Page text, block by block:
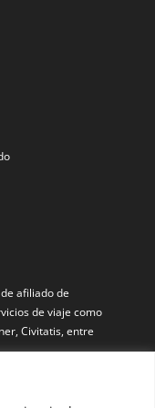
afiliado de
de viaje como
Civitatis, entre